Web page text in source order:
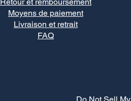
Moyens de paiement
Livraison et retrait
FAQ